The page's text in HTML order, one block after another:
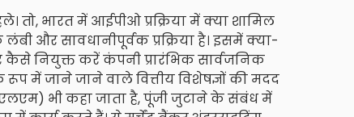
तो, भारत में आईपीओ प्रक्रिया में क्या शामिल
और सावधानीपूर्वक प्रक्रिया है। इसमें क्या-
नियुक्त करें कंपनी प्रारंभिक सार्वजनिक
में जाने जाने वाले वित्तीय विशेषज्ञों की मदद
भी कहा जाता है, पूंजी जुटाने के संबंध में